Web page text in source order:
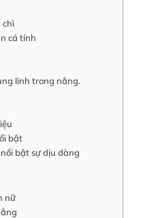
chì
cá tính
linh trong nắng.
bật
bật sự dịu dàng
nữ